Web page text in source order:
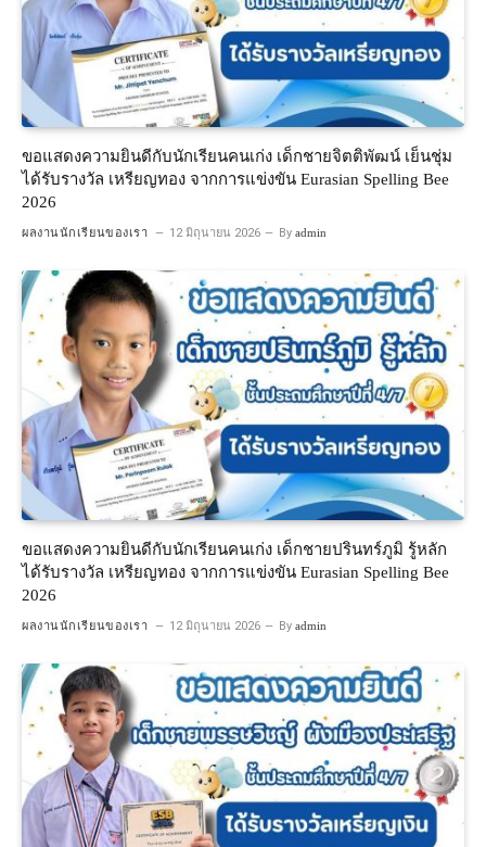
ขอแสดงความยินดีกับนักเรียนคนเก่ง เด็กชายจิตติพัฒน์ เย็นชุ่ม
ได้รับรางวัล เหรียญทอง จากการแข่งขัน Eurasian Spelling Bee
2026
ผลงานนักเรียนของเรา 12 มิถุนายน 2026 By admin
ขอแสดงความยินดีกับนักเรียนคนเก่ง เด็กชายปรินทร์ภูมิ รู้หลัก
ได้รับรางวัล เหรียญทอง จากการแข่งขัน Eurasian Spelling Bee
2026
ผลงานนักเรียนของเรา 12 มิถุนายน 2026 By admin